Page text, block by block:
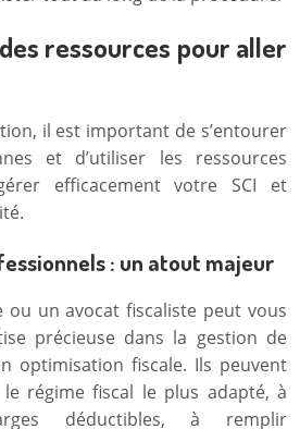
ressources pour aller
il est important de s’entourer
et d’utiliser les ressources
efficacement votre SCI et
: un atout majeur
ou un avocat fiscaliste peut vous
précieuse dans la gestion de
optimisation fiscale. Ils peuvent
régime fiscal le plus adapté, à
déductibles, à remplir